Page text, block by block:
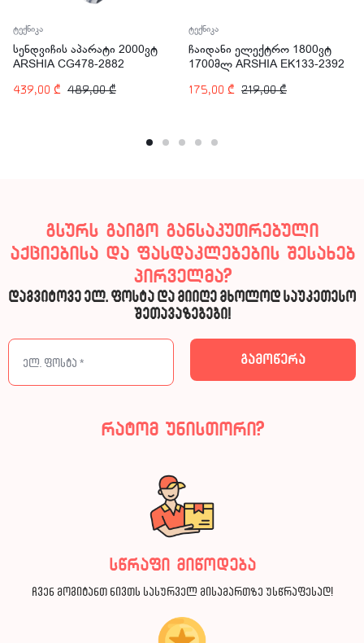
ტექნიკა
სენდვიჩის აპარატი 2000ვტ
ARSHIA CG478-2882
439,00 ₾ 489,00₾
ტექნიკა
ჩაიდანი ელექტრო 1800ვტ
1700მლ ARSHIA EK133-2392
175,00 ₾ 219,00₾
გსურს გაიგო განსაკუთრებული
აქციებისა და ფასდაკლებების შესახებ
პირველმა?
დაგვიტოვე ელ. ფოსტა და მიიღე მხოლოდ საუკეთესო
შეთავაზებები!
რატომ უნისთორი?
სწრაფი მიწოდება
ჩვენ მოგიტანთ ნივთს სასურველ მისამართზე უსწრაფესად!